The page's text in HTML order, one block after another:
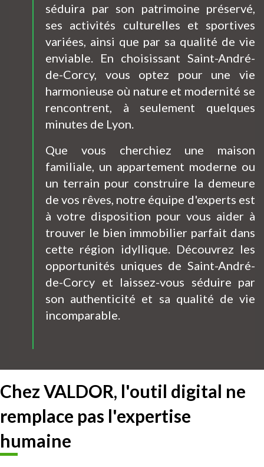
séduira par son patrimoine préservé,
ses activités culturelles et sportives
variées, ainsi que par sa qualité de vie
enviable. En choisissant Saint-André-
de-Corcy, vous optez pour une vie
harmonieuse où nature et modernité se
rencontrent, à seulement quelques
minutes de Lyon.
Que vous cherchiez une maison
familiale, un appartement moderne ou
un terrain pour construire la demeure
de vos rêves, notre équipe d'experts est
à votre disposition pour vous aider à
trouver le bien immobilier parfait dans
cette région idyllique. Découvrez les
opportunités uniques de Saint-André-
de-Corcy et laissez-vous séduire par
son authenticité et sa qualité de vie
incomparable.
Chez VALDOR, l'outil digital ne
remplace pas l'expertise
humaine